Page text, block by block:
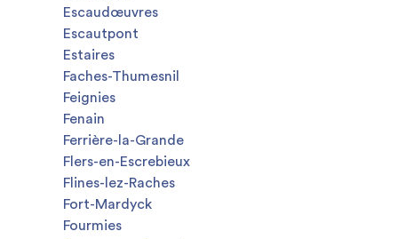
Escaudœuvres
Escautpont
Estaires
Faches-Thumesnil
Feignies
Fenain
Ferrière-la-Grande
Flers-en-Escrebieux
Flines-lez-Raches
Fort-Mardyck
Fourmies